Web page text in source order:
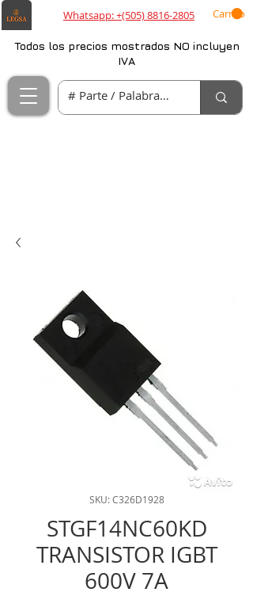
Whatsapp: +(505) 8816-2805 Carrito
Todos los precios mostrados NO incluyen
IVA
SKU: C326D1928
STGF14NC60KD
TRANSISTOR IGBT
600V 7A